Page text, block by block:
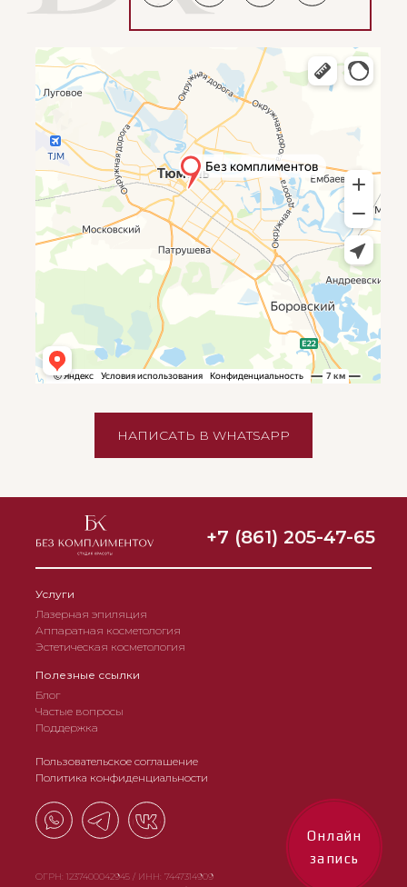
НАПИСАТЬ В WHATSAPP
ОГРН: 1237400042945 / ИНН: 7447314909
Блог
Частые вопросы
Поддержка
Пользовательское соглашение
Политика конфиденциальности
Лазерная эпиляция
Аппаратная косметология
Эстетическая косметология
Полезные ссылки
Услуги
+7 (861) 205-47-65
Онлайн
запись